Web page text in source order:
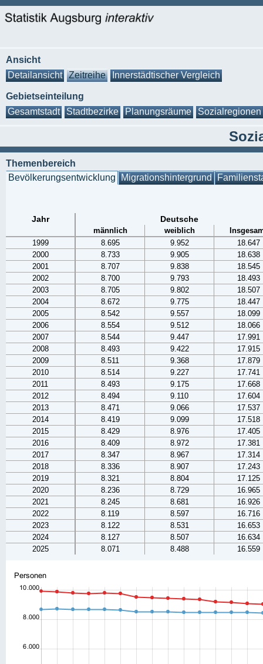
Ansicht
Detailansicht
Zeitreihe Innerstädtischer Vergleich
Gebietseinteilung
Gesamtstadt
Stadtbezirke Planungsräume Sozialregionen
Themenbereich
Bevölkerungsentwicklung Migrationshintergrund
Jahr Deutsche
männlich weiblich
1999
8.695 9.952
18.647
2000
8.733 9.905
18.638
2001
8.707 9.838
18.545
2002
8.700 9.793
18.493
2003
8.705 9.802
18.507
2004
8.672 9.775
18.447
2005
8.542 9.557
18.099
2006
8.554 9.512
18.066
2007
8.544 9.447
17.991
2008
8.493 9.422
17.915
2009
8.511 9.368
17.879
2010
8.514 9.227
17.741
2011
8.493 9.175
17.668
2012
8.494 9.110
17.604
2013
8.471 9.066
17.537
2014
8.419 9.099
17.518
2015
8.429 8.976
17.405
2016
8.409 8.972
17.381
2017
8.347 8.967
17.314
2018
8.336 8.907
17.243
2019
8.321 8.804
17.125
2020
8.236 8.729
16.965
2021
8.245 8.681
16.926
2022
8.119 8.597
16.716
2023
8.122 8.531
16.653
2024
8.127 8.507
16.634
2025
8.071 8.488 16.559